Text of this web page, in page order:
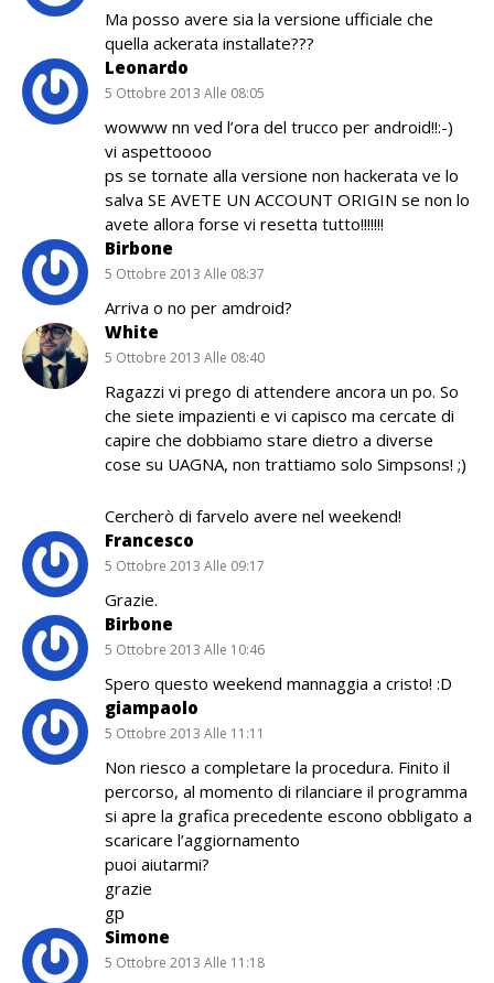
Ma posso avere sia la versione ufficiale che
quella ackerata installate???
Leonardo
5 Ottobre 2013 Alle 08:05
wowww nn ved l’ora del trucco per android!!:-)
vi aspettoooo
ps se tornate alla versione non hackerata ve lo
salva SE AVETE UN ACCOUNT ORIGIN se non lo
avete allora forse vi resetta tutto!!!!!!!
Birbone
5 Ottobre 2013 Alle 08:37
Arriva o no per amdroid?
White
5 Ottobre 2013 Alle 08:40
Ragazzi vi prego di attendere ancora un po. So
che siete impazienti e vi capisco ma cercate di
capire che dobbiamo stare dietro a diverse
cose su UAGNA, non trattiamo solo Simpsons! ;)
Cercherò di farvelo avere nel weekend!
Francesco
5 Ottobre 2013 Alle 09:17
Grazie.
Birbone
5 Ottobre 2013 Alle 10:46
Spero questo weekend mannaggia a cristo! :D
giampaolo
5 Ottobre 2013 Alle 11:11
Non riesco a completare la procedura. Finito il
percorso, al momento di rilanciare il programma
si apre la grafica precedente escono obbligato a
scaricare l’aggiornamento
puoi aiutarmi?
grazie
gp
Simone
5 Ottobre 2013 Alle 11:18